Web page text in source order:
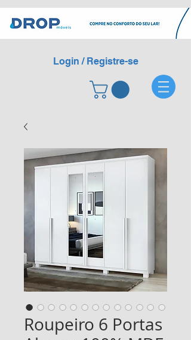
Login / Registre-se
Roupeiro 6 Portas